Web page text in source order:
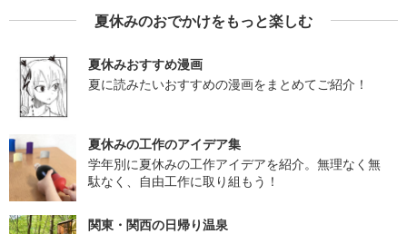
夏休みのおでかけをもっと楽しむ
夏休みおすすめ漫画
夏に読みたいおすすめの漫画をまとめてご紹介！
夏休みの工作のアイデア集
学年別に夏休みの工作アイデアを紹介。無理なく無
駄なく、自由工作に取り組もう！
関東・関西の日帰り温泉